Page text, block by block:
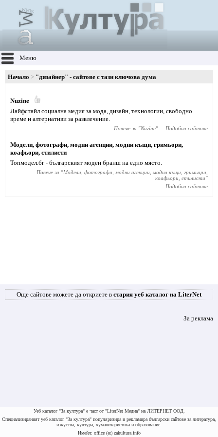
Меню
Начало "дизайнер" - сайтове с тази ключова дума
Nuzine
Лайфстайл социална медия за мода, дизайн, технологии, свободно
време и алтернативи за развлечение.
Повече за "Nuzine" Подобни сайтове
Модели, фотографи, модни агенции, модни къщи, гримьори,
коафьори, стилисти
Топмодел.бг - българският моден бранш на едно място.
Повече за "Модели, фотографи, модни агенции, модни къщи, гримьори,
коафьори, стилисти"
Подобни сайтове
Още сайтове можете да откриете в стария уеб каталог на LiterNet
За реклама
Уеб каталог "За култура" е част от "LiterNet Медиа" на ЛИТЕРНЕТ ООД.
Специализираният уеб каталог "За култура" популяризира и рекламира български сайтове за литература,
изкуства, култура, хуманитаристика и образование.
Имейл: office (at) zakultura.info